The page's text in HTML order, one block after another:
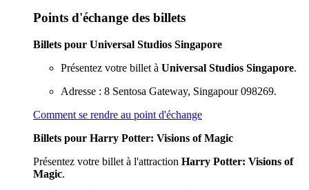
Points d'échange des billets
Billets pour Universal Studios Singapore
Présentez votre billet à Universal Studios Singapore.
Adresse : 8 Sentosa Gateway, Singapour 098269.
Comment se rendre au point d'échange
Billets pour Harry Potter: Visions of Magic
Présentez votre billet à l'attraction Harry Potter: Visions of
Magic.